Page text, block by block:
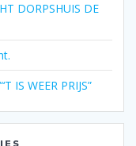
DORPSHUIS DE
IS WEER PRIJS”